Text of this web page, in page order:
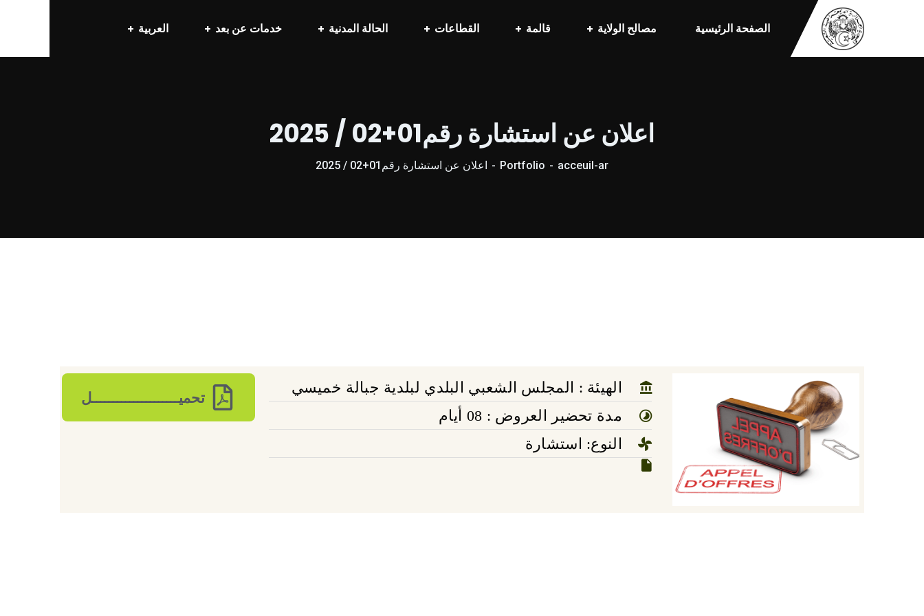
الصفحة الرئيسية مصالح الولاية قالمة القطاعات الحالة المدنية خدمات عن بعد العربية
اعلان عن استشارة رقم01+02 / 2025
acceuil-ar
Portfolio اعلان عن استشارة رقم01+02 / 2025
الهيئة : المجلس الشعبي البلدي لبلدية جبالة خميسي
مدة تحضير العروض : 08 أيام
النوع: استشارة
تحميـــــــــــــــــــــل